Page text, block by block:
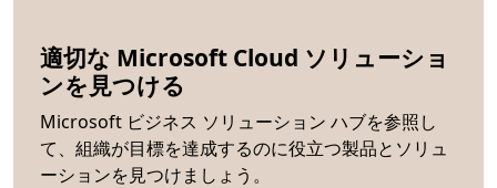
適切な Microsoft Cloud ソリューショ
ンを見つける
Microsoft ビジネス ソリューション ハブを参照し
て、組織が目標を達成するのに役立つ製品とソリュ
ーションを見つけましょう。